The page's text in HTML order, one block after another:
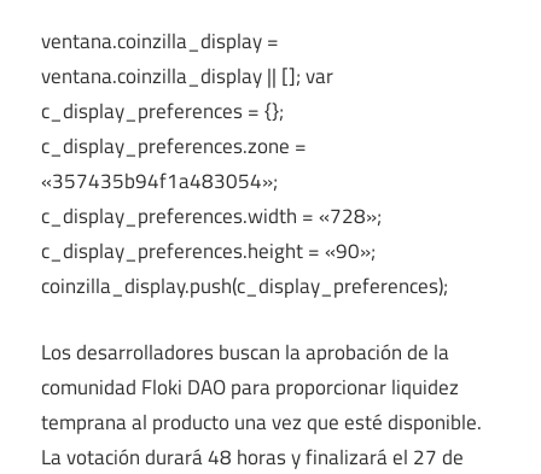
ventana.coinzilla_display =
ventana.coinzilla_display || []; var
c_display_preferences = {};
c_display_preferences.zone =
«357435b94f1a483054»;
c_display_preferences.width = «728»;
c_display_preferences.height = «90»;
coinzilla_display.push(c_display_preferences);
Los desarrolladores buscan la aprobación de la
comunidad Floki DAO para proporcionar liquidez
temprana al producto una vez que esté disponible.
La votación durará 48 horas y finalizará el 27 de